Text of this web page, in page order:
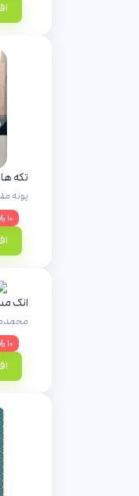
پونه
۱۰ %
انک
۱۰ %